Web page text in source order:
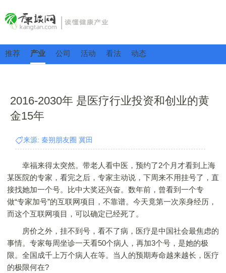
推荐 产业 公司 活动 看法 动态
2016-2030年 是医疗行业投资和创业的黄
金15年
来源: 秦朔朋友圈 冀田
幸福来得太突然。带老人看中医，预约了2个月才看到上海
某医院的专家，看完之后，专家主动说，下周来不用挂号了，直
接找她加一个号。比中大奖还兴奋。数年前，曾看到一个专
做“专家加号”的互联网项目，不靠谱。今天竟第一次亲身经历，
而这个互联网项目，可以确定已经死了。
房价之外，挂不到号，看不了病，医疗是中国社会最焦虑的
事情。专家每周坐诊一天看50个病人，再加3个号，是她的极
限。全国成千上万个病人在等。当人的预期寿命越来越长，医疗
的极限何在?